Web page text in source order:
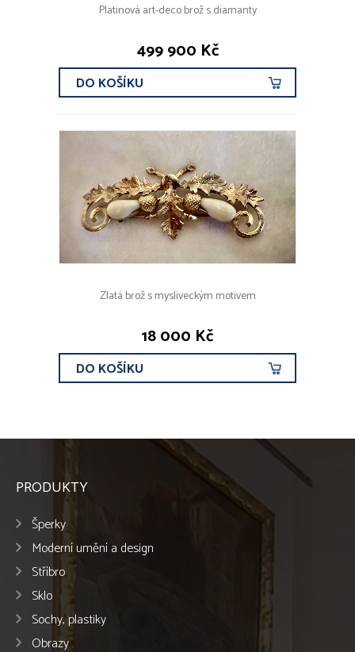
Platinová art-deco brož s diamanty
499 900 Kč
DO KOŠÍKU
Zlatá brož s mysliveckým motivem
18 000 Kč
DO KOŠÍKU
PRODUKTY
Šperky
Moderní umění a design
Stříbro
Sklo
Sochy, plastiky
Obrazy